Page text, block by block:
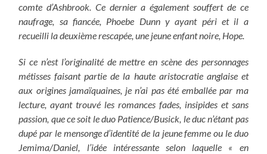
comte d’Ashbrook. Ce dernier a également souffert de ce
naufrage, sa fiancée, Phoebe Dunn y ayant péri et il a
recueilli la deuxième rescapée, une jeune enfant noire, Hope.
Si ce n’est l’originalité de mettre en scène des personnages
métisses faisant partie de la haute aristocratie anglaise et
aux origines jamaïquaines, je n’ai pas été emballée par ma
lecture, ayant trouvé les romances fades, insipides et sans
passion, que ce soit le duo Patience/Busick, le duc n’étant pas
dupé par le mensonge d’identité de la jeune femme ou le duo
Jemima/Daniel, l’idée intéressante selon laquelle « en